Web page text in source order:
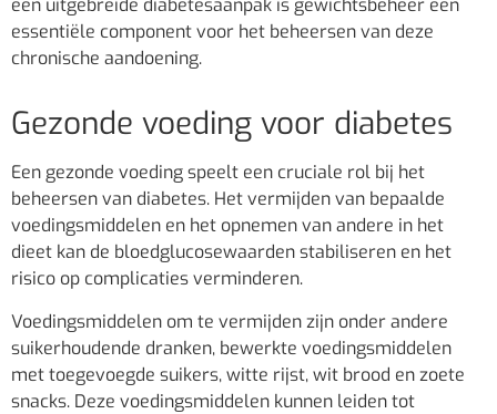
een uitgebreide diabetesaanpak is gewichtsbeheer een
essentiële component voor het beheersen van deze
chronische aandoening.
Gezonde voeding voor diabetes
Een gezonde voeding speelt een cruciale rol bij het
beheersen van diabetes. Het vermijden van bepaalde
voedingsmiddelen en het opnemen van andere in het
dieet kan de bloedglucosewaarden stabiliseren en het
risico op complicaties verminderen.
Voedingsmiddelen om te vermijden zijn onder andere
suikerhoudende dranken, bewerkte voedingsmiddelen
met toegevoegde suikers, witte rijst, wit brood en zoete
snacks. Deze voedingsmiddelen kunnen leiden tot